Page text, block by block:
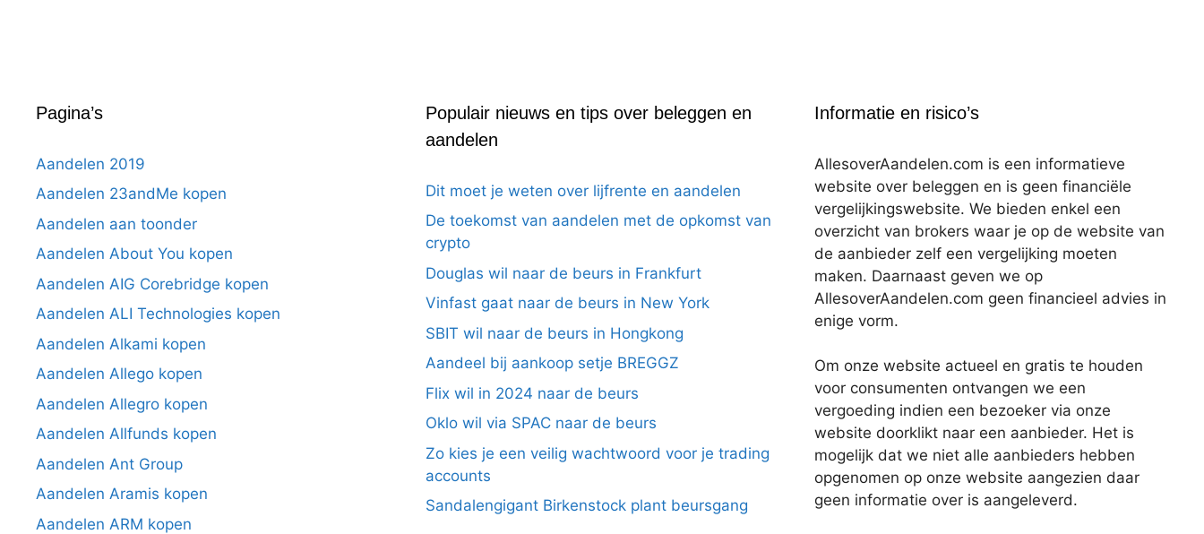
Pagina’s
Aandelen 2019
Aandelen 23andMe kopen
Aandelen aan toonder
Aandelen About You kopen
Aandelen AIG Corebridge kopen
Aandelen ALI Technologies kopen
Aandelen Alkami kopen
Aandelen Allego kopen
Aandelen Allegro kopen
Aandelen Allfunds kopen
Aandelen Ant Group
Aandelen Aramis kopen
Aandelen ARM kopen
Populair nieuws en tips over beleggen en
aandelen
Dit moet je weten over lijfrente en aandelen
De toekomst van aandelen met de opkomst van
crypto
Douglas wil naar de beurs in Frankfurt
Vinfast gaat naar de beurs in New York
SBIT wil naar de beurs in Hongkong
Aandeel bij aankoop setje BREGGZ
Flix wil in 2024 naar de beurs
Oklo wil via SPAC naar de beurs
Zo kies je een veilig wachtwoord voor je trading
accounts
Sandalengigant Birkenstock plant beursgang
Informatie en risico’s
AllesoverAandelen.com is een informatieve
website over beleggen en is geen financiële
vergelijkingswebsite. We bieden enkel een
overzicht van brokers waar je op de website van
de aanbieder zelf een vergelijking moeten
maken. Daarnaast geven we op
AllesoverAandelen.com geen financieel advies in
enige vorm.
Om onze website actueel en gratis te houden
voor consumenten ontvangen we een
vergoeding indien een bezoeker via onze
website doorklikt naar een aanbieder. Het is
mogelijk dat we niet alle aanbieders hebben
opgenomen op onze website aangezien daar
geen informatie over is aangeleverd.